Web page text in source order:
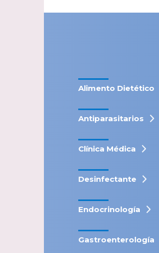
Alimento Dietético
Antiparasitarios
Clínica Médica
Desinfectante
Endocrinología
Gastroenterología